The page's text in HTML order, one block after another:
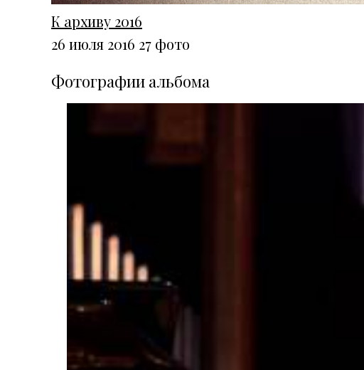
К архиву 2016
26 июля 2016 27 фото
Фотографии альбома